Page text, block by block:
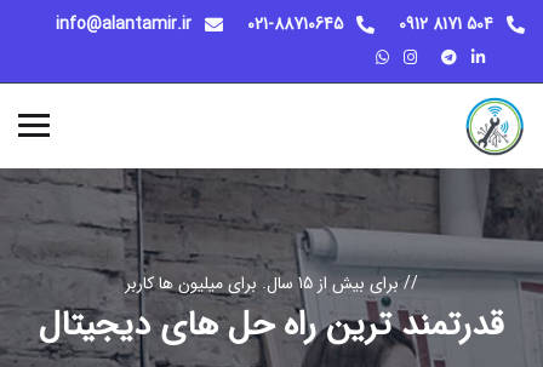
021-88710645
// برای بیش از 15 سال. برای میلیون ها کاربر
قدرتمند ترینراه حل های دیجیتال